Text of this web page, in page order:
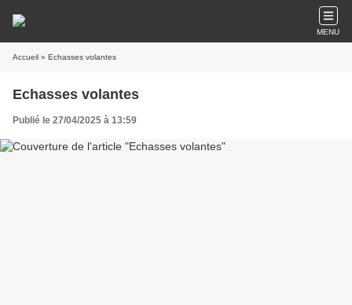
MENU
Accueil » Echasses volantes
Echasses volantes
Publié le 27/04/2025 à 13:59